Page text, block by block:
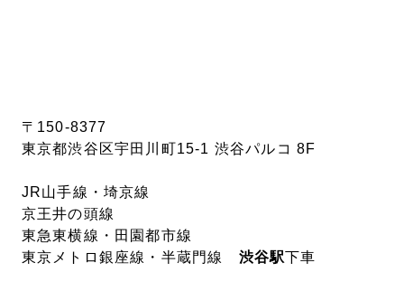
〒150-8377
東京都渋谷区宇田川町15-1 渋谷パルコ 8F
JR山手線・埼京線
京王井の頭線
東急東横線・田園都市線
東京メトロ銀座線・半蔵門線 渋谷駅下車